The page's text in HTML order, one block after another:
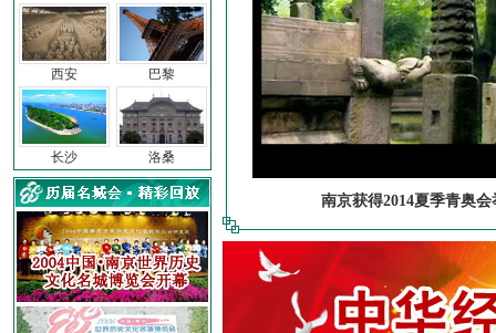
西安
长沙
巴黎
洛桑
南京获得2014夏季青奥会